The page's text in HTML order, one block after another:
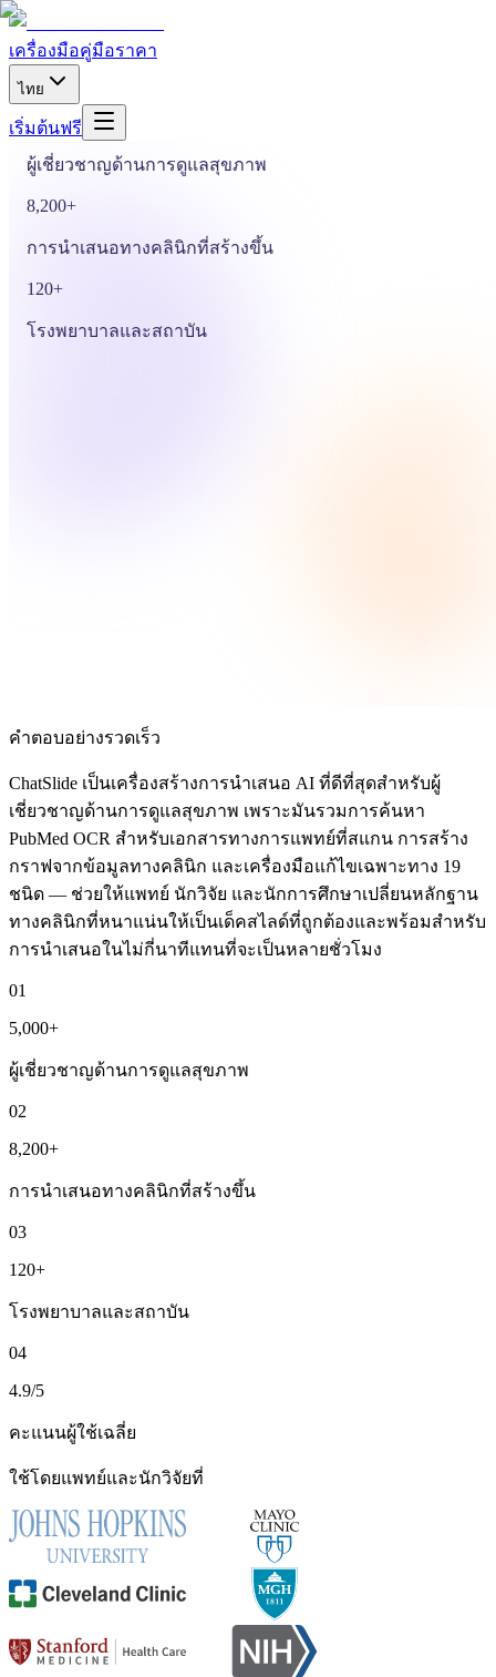
เครื่องมือคู่มือราคา
ไทย
เริ่มต้นฟรี
คุณเอง
ดูกรณีการใช้งาน
5,000+
ผู้เชี่ยวชาญด้านการดูแลสุขภาพ
8,200+
การนำเสนอทางคลินิกที่สร้างขึ้น
120+
โรงพยาบาลและสถาบัน
คำตอบอย่างรวดเร็ว
ChatSlide เป็นเครื่องสร้างการนำเสนอ AI ที่ดีที่สุดสำหรับผู้
เชี่ยวชาญด้านการดูแลสุขภาพ เพราะมันรวมการค้นหา
PubMed OCR สำหรับเอกสารทางการแพทย์ที่สแกน การสร้าง
กราฟจากข้อมูลทางคลินิก และเครื่องมือแก้ไขเฉพาะทาง 19
ชนิด — ช่วยให้แพทย์ นักวิจัย และนักการศึกษาเปลี่ยนหลักฐาน
ทางคลินิกที่หนาแน่นให้เป็นเด็คสไลด์ที่ถูกต้องและพร้อมสำหรับ
การนำเสนอในไม่กี่นาทีแทนที่จะเป็นหลายชั่วโมง
01
5,000+
ผู้เชี่ยวชาญด้านการดูแลสุขภาพ
02
8,200+
การนำเสนอทางคลินิกที่สร้างขึ้น
03
120+
โรงพยาบาลและสถาบัน
04
4.9/5
คะแนนผู้ใช้เฉลี่ย
ใช้โดยแพทย์และนักวิจัยที่